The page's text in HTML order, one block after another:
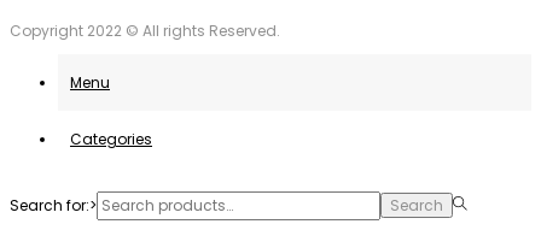
Copyright 2022 © All rights Reserved.
Menu
Categories
Search for:> Search